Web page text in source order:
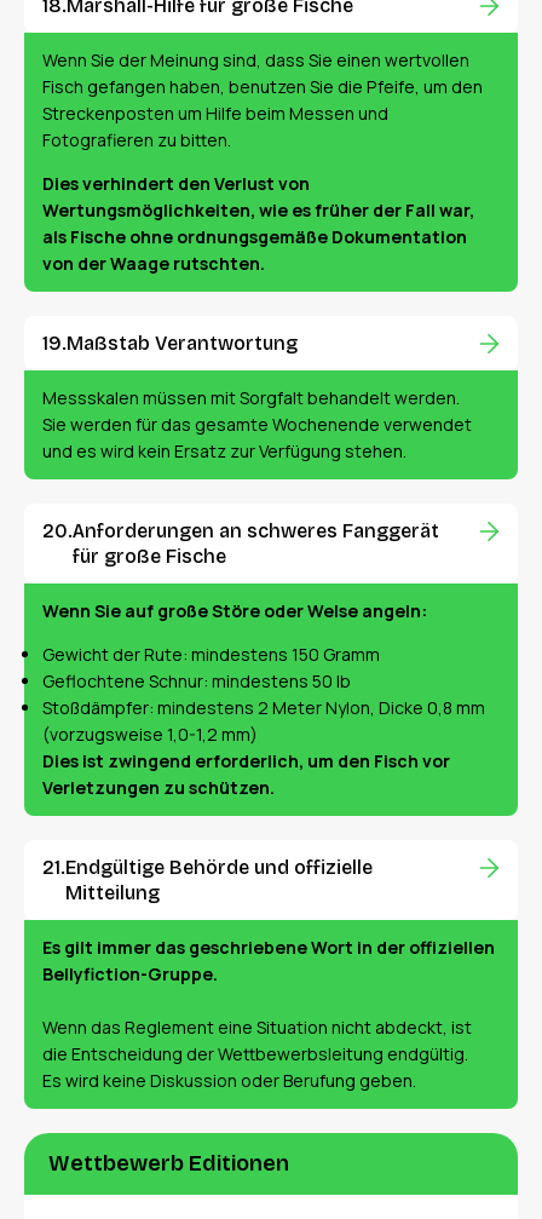
Wettbewerb Editionen
Marshall-Hilfe für große Fische
Wenn Sie der Meinung sind, dass Sie einen wertvollen
Fisch gefangen haben, benutzen Sie die Pfeife, um den
Streckenposten um Hilfe beim Messen und
Fotografieren zu bitten.
Dies verhindert den Verlust von
Wertungsmöglichkeiten, wie es früher der Fall war,
als Fische ohne ordnungsgemäße Dokumentation
von der Waage rutschten.
Maßstab Verantwortung
Messskalen müssen mit Sorgfalt behandelt werden.
Sie werden für das gesamte Wochenende verwendet
und es wird kein Ersatz zur Verfügung stehen.
Anforderungen an schweres Fanggerät
für große Fische
Wenn Sie auf große Störe oder Welse angeln:
Gewicht der Rute: mindestens 150 Gramm
Geflochtene Schnur: mindestens 50 lb
Stoßdämpfer: mindestens 2 Meter Nylon, Dicke 0,8 mm
(vorzugsweise 1,0-1,2 mm)
Dies ist zwingend erforderlich, um den Fisch vor
Verletzungen zu schützen.
Endgültige Behörde und offizielle
Mitteilung
Es gilt immer das geschriebene Wort in der offiziellen
Bellyfiction-Gruppe.
Wenn das Reglement eine Situation nicht abdeckt, ist
die Entscheidung der Wettbewerbsleitung endgültig.
Es wird keine Diskussion oder Berufung geben.